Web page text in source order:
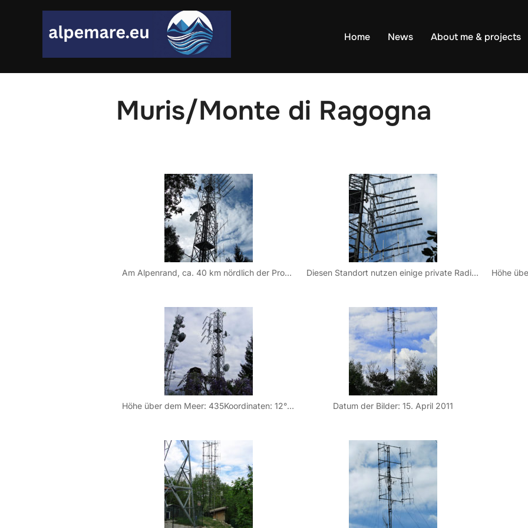
Home News About me & projects
Muris/Monte di Ragogna
Am Alpenrand, ca. 40 km nördlich der Provinzhauptstadt Udine, befindet sich der Monte di Ragogna. Er ist etwa 430 Meter hoch und liegt zwischen den Alpen, durch die er durch den Fluss Tagliamento getrennt ist, und der Norditalienischen Tiefebene. Diesen Standort nutzen einige private Radiostationen zur Versorgung weiter Teile der Provinz Udine.
Höhe über dem Meer: 435Koordinaten: 12° 59′ 57″ Ost / 46°11′ 54″ Nord Datum der Bilder: 15. April 2011